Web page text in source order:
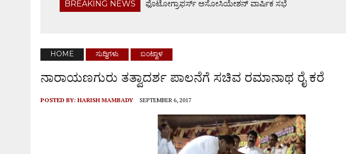
BREAKING NEWS
ಫೊಟೋಗ್ರಾಫರ್ಸ್ ಅಸೋಸಿಯೇಶನ್ ವಾರ್ಷಿಕ ಸಭೆ
ಹೆದ್ದಾರಿಯಲ್ಲೇ ಜಲರಾಶಿ, ವಾಹನ ಸವಾರರಿಗೆ ಸಂಕಟ
HOME ಸುದ್ದಿಗಳು ಬಂಟ್ವಾಳ
ನಾರಾಯಣಗುರು ತತ್ವಾದರ್ಶ ಪಾಲನೆಗೆ ಸಚಿವ ರಮಾನಾಥ ರೈ ಕರೆ
POSTED BY: HARISH MAMBADY SEPTEMBER 6, 2017